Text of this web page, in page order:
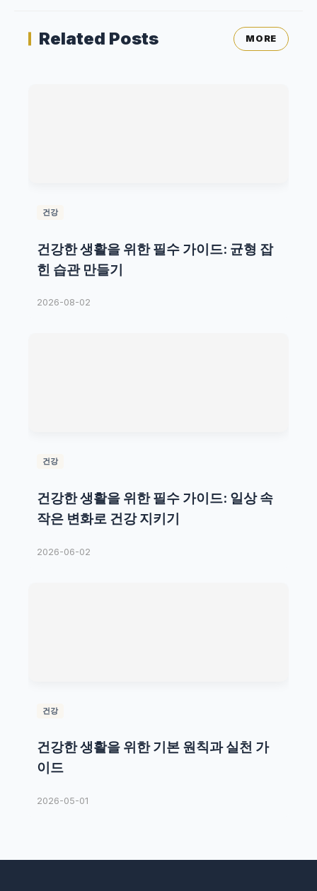
Related Posts MORE
건강
건강한 생활을 위한 필수 가이드: 균형 잡
힌 습관 만들기
2026-08-02
건강
건강한 생활을 위한 필수 가이드: 일상 속
작은 변화로 건강 지키기
2026-06-02
건강
건강한 생활을 위한 기본 원칙과 실천 가
이드
2026-05-01